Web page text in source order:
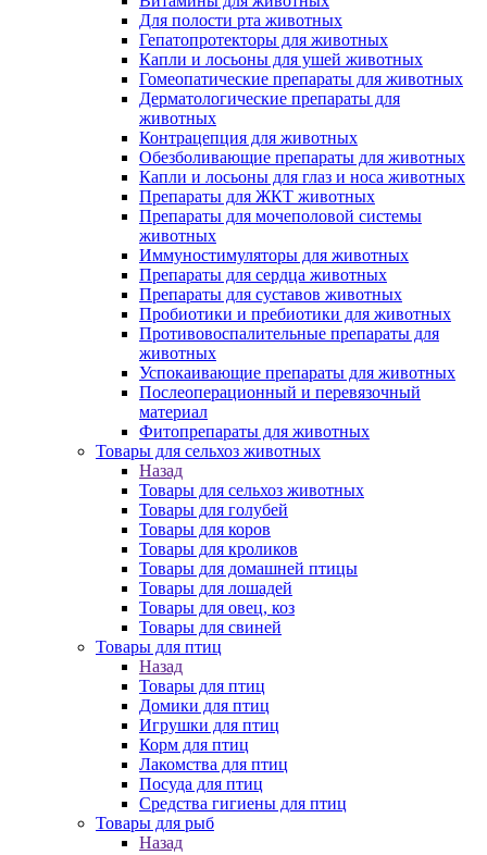
Для полости рта животных
Гепатопротекторы для животных
Капли и лосьоны для ушей животных
Гомеопатические препараты для животных
Дерматологические препараты для
животных
Контрацепция для животных
Обезболивающие препараты для животных
Капли и лосьоны для глаз и носа животных
Препараты для ЖКТ животных
Препараты для мочеполовой системы
животных
Иммуностимуляторы для животных
Препараты для сердца животных
Препараты для суставов животных
Пробиотики и пребиотики для животных
Противовоспалительные препараты для
животных
Успокаивающие препараты для животных
Послеоперационный и перевязочный
материал
Фитопрепараты для животных
Товары для сельхоз животных
Назад
Товары для сельхоз животных
Товары для голубей
Товары для коров
Товары для кроликов
Товары для домашней птицы
Товары для лошадей
Товары для овец, коз
Товары для свиней
Товары для птиц
Назад
Товары для птиц
Домики для птиц
Игрушки для птиц
Корм для птиц
Лакомства для птиц
Посуда для птиц
Средства гигиены для птиц
Товары для рыб
Назад